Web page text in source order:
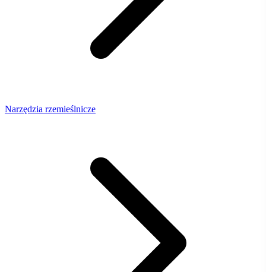
Narzędzia rzemieślnicze